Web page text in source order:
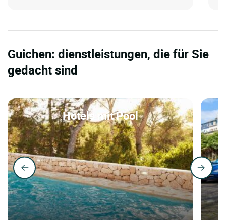
Guichen: dienstleistungen, die für Sie
gedacht sind
Hotels mit Pool